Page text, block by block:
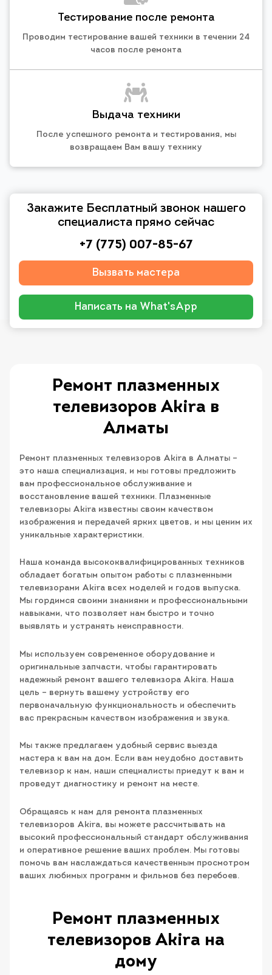
Тестирование после ремонта
Проводим тестирование вашей техники в течении 24
часов после ремонта
Выдача техники
После успешного ремонта и тестирования, мы
возвращаем Вам вашу технику
Закажите Бесплатный звонок нашего
специалиста прямо сейчас
+7 (775) 007-85-67
Вызвать мастера
Написать на What'sApp
Ремонт плазменных
телевизоров Akira в
Алматы
Ремонт плазменных телевизоров Akira в Алматы –
это наша специализация, и мы готовы предложить
вам профессиональное обслуживание и
восстановление вашей техники. Плазменные
телевизоры Akira известны своим качеством
изображения и передачей ярких цветов, и мы ценим их
уникальные характеристики.
Наша команда высококвалифицированных техников
обладает богатым опытом работы с плазменными
телевизорами Akira всех моделей и годов выпуска.
Мы гордимся своими знаниями и профессиональными
навыками, что позволяет нам быстро и точно
выявлять и устранять неисправности.
Мы используем современное оборудование и
оригинальные запчасти, чтобы гарантировать
надежный ремонт вашего телевизора Akira. Наша
цель – вернуть вашему устройству его
первоначальную функциональность и обеспечить
вас прекрасным качеством изображения и звука.
Мы также предлагаем удобный сервис выезда
мастера к вам на дом. Если вам неудобно доставить
телевизор к нам, наши специалисты приедут к вам и
проведут диагностику и ремонт на месте.
Обращаясь к нам для ремонта плазменных
телевизоров Akira, вы можете рассчитывать на
высокий профессиональный стандарт обслуживания
и оперативное решение ваших проблем. Мы готовы
помочь вам наслаждаться качественным просмотром
ваших любимых программ и фильмов без перебоев.
Ремонт плазменных
телевизоров Akira на
дому